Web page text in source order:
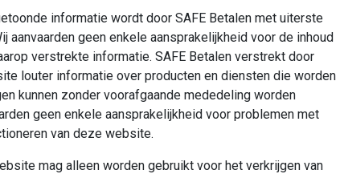
informatie wordt door SAFE Betalen met uiterste
aanvaarden geen enkele aansprakelijkheid voor de inhoud
verstrekte informatie. SAFE Betalen verstrekt door
louter informatie over producten en diensten die worden
kunnen zonder voorafgaande mededeling worden
geen enkele aansprakelijkheid voor problemen met
van deze website.
mag alleen worden gebruikt voor het verkrijgen van